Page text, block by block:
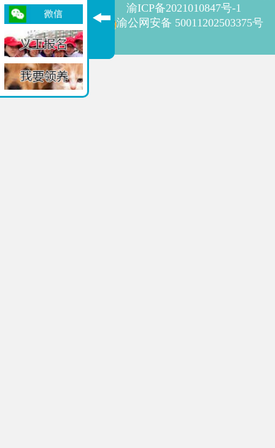
渝ICP备2021010847号-1
渝公网安备 50011202503375号